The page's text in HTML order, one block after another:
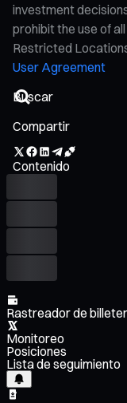
investment
prohibit the use of
Restricted
User Agreement
Compartir
Contenido
Rastreador de
Monitoreo
Posiciones
Lista de seguimiento